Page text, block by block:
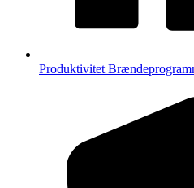
Produktivitet